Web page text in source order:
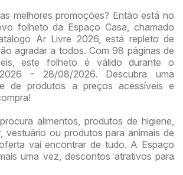
melhores promoções? Então está no
folheto da Espaço Casa, chamado
Ar Livre 2026, está repleto de
agradar a todos. Com 98 páginas de
este folheto é válido durante o
- 28/08/2026. Descubra uma
de produtos a preços acessíveis e
alimentos, produtos de higiene,
vestuário ou produtos para animais de
vai encontrar de tudo. A Espaço
uma vez, descontos atrativos para